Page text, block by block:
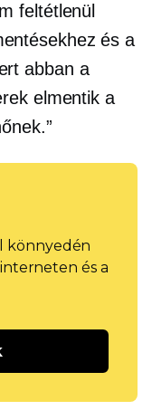
feltétlenül
és a
abban a
elmentik a
könnyedén
és a